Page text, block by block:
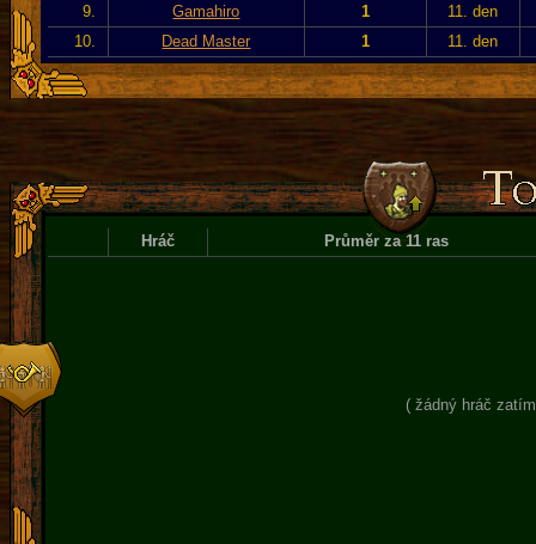
9.
Gamahiro 1
11. den
10.
Dead Master 1 11. den
Hráč Průměr za 11 ras
( žádný hráč